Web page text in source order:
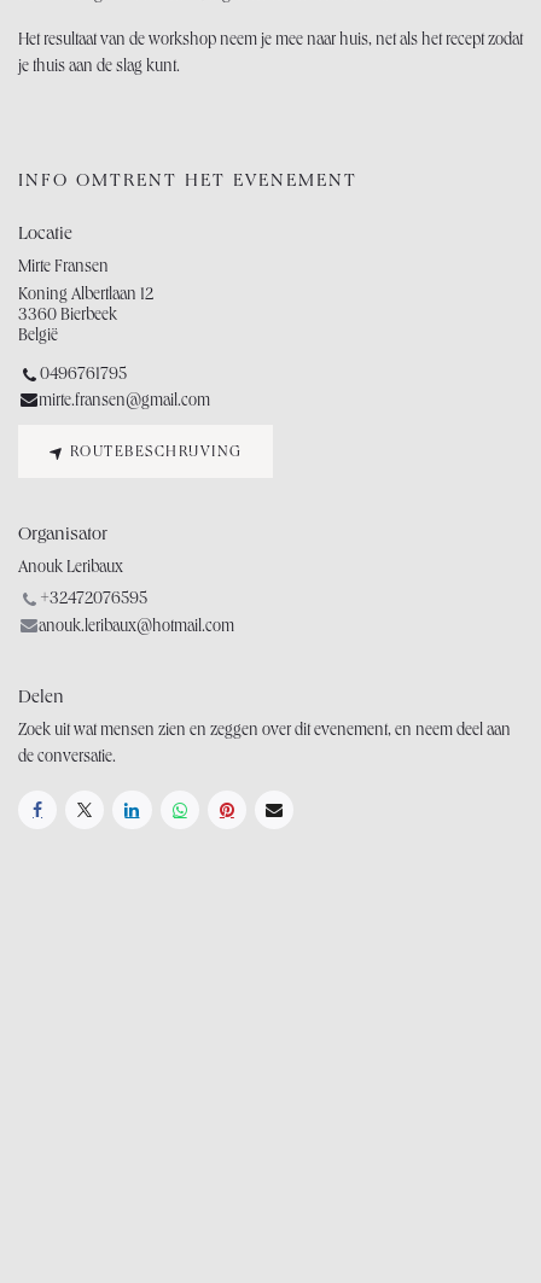
Het resultaat van de workshop neem je mee naar huis, net als het recept zodat
je thuis aan de slag kunt.
INFO OMTRENT HET EVENEMENT
Locatie
Mirte Fransen
Koning Albertlaan 12
3360 Bierbeek
België
0496761795
mirte.fransen@gmail.com
ROUTEBESCHRIJVING
Organisator
Anouk Leribaux
+32472076595
anouk.leribaux@hotmail.com
Delen
Zoek uit wat mensen zien en zeggen over dit evenement, en neem deel aan
de conversatie.